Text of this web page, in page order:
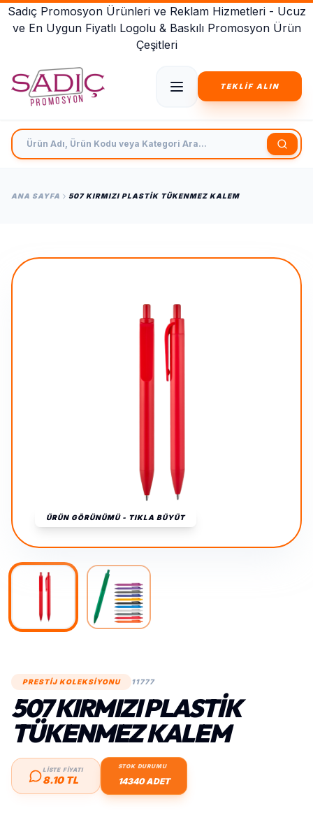
Sadıç Promosyon Ürünleri ve Reklam Hizmetleri - Ucuz
ve En Uygun Fiyatlı Logolu & Baskılı Promosyon Ürün
Çeşitleri
TEKLİF ALIN
Ürün Adı, Ürün Kodu veya Kategori Ara
ANA SAYFA 507 KIRMIZI PLASTIK TÜKENMEZ KALEM
ÜRÜN GÖRÜNÜMÜ - TIKLA BÜYÜT
PRESTİJ KOLEKSİYONU 11777
507 KIRMIZI PLASTIK
TÜKENMEZ KALEM
LİSTE FİYATI
8.10 TL
STOK DURUMU
14340 ADET